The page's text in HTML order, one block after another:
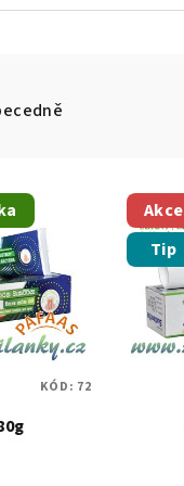
KÓD: 72
Akce
Tip